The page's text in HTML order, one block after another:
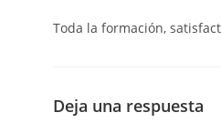
Toda la formación,
Deja una respuesta